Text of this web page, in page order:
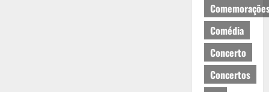
Comédia
Concerto
Concertos